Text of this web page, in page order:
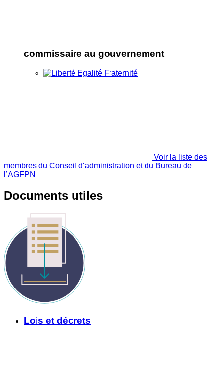
commissaire au gouvernement
Voir la liste des
membres du Conseil d’administration et du Bureau de
l’AGFPN
Documents utiles
Lois et décrets